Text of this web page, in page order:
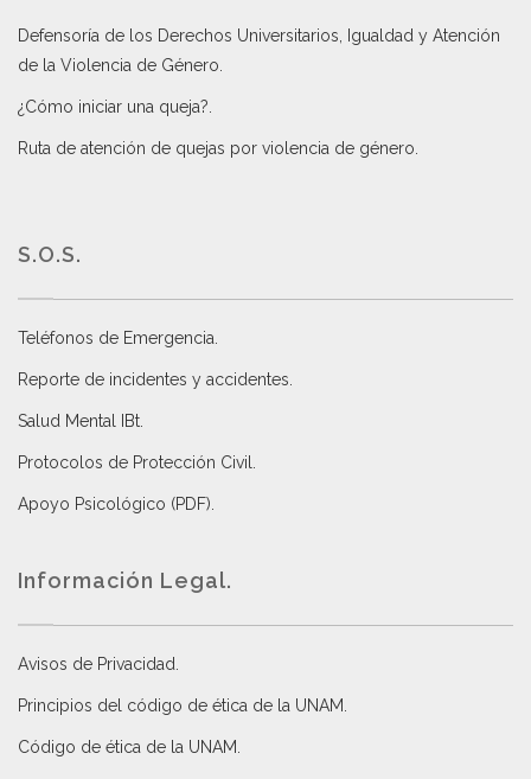
Defensoría de los Derechos Universitarios, Igualdad y Atención
de la Violencia de Género
¿Cómo iniciar una queja?
Ruta de atención de quejas por violencia de género
S.O.S.
Teléfonos de Emergencia.
Reporte de incidentes y accidentes
Salud Mental IBt
Protocolos de Protección Civil
Apoyo Psicológico (PDF)
Información Legal.
Avisos de Privacidad
Principios del código de ética de la UNAM
Código de ética de la UNAM